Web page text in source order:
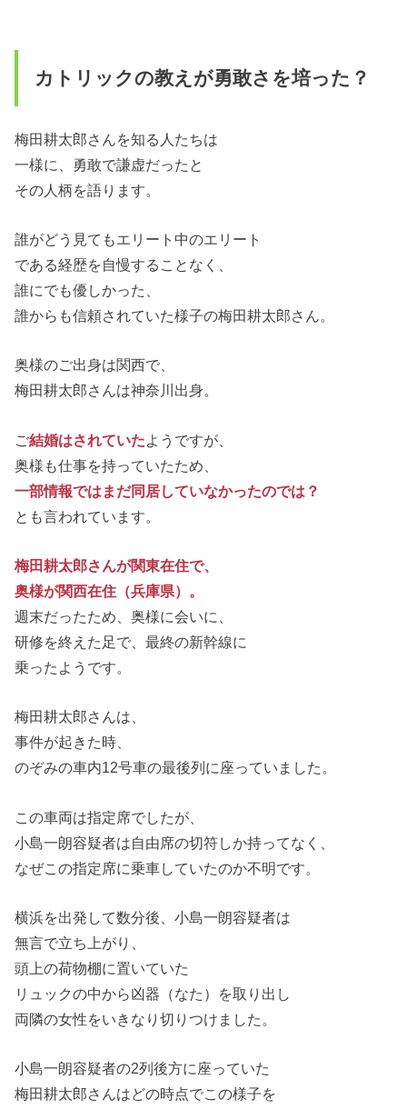
カトリックの教えが勇敢さを培った？
梅田耕太郎さんを知る人たちは
一様に、勇敢で謙虚だったと
その人柄を語ります。
誰がどう見てもエリート中のエリート
である経歴を自慢することなく、
誰にでも優しかった、
誰からも信頼されていた様子の梅田耕太郎さん。
奥様のご出身は関西で、
梅田耕太郎さんは神奈川出身。
ご結婚はされていた ようですが、
奥様も仕事を持っていたため、
一部情報ではまだ同居していなかったのでは？
とも言われています。
梅田耕太郎さんが関東在住で、
奥様が関西在住（兵庫県）。
週末だったため、奥様に会いに、
研修を終えた足で、最終の新幹線に
乗ったようです。
梅田耕太郎さんは、
事件が起きた時、
のぞみの車内12号車の最後列に座っていました。
この車両は指定席でしたが、
小島一朗容疑者は自由席の切符しか持ってなく、
なぜこの指定席に乗車していたのか不明です。
横浜を出発して数分後、小島一朗容疑者は
無言で立ち上がり、
頭上の荷物棚に置いていた
リュックの中から凶器（なた）を取り出し
両隣の女性をいきなり切りつけました。
小島一朗容疑者の2列後方に座っていた
梅田耕太郎さんはどの時点でこの様子を